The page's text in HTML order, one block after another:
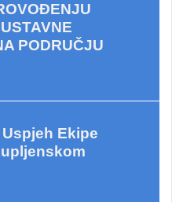
PODRUČJU
Ekipe